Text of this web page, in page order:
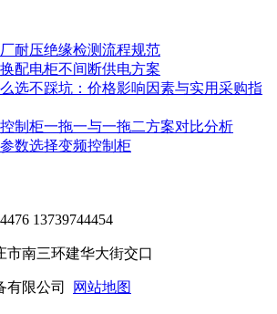
耐压绝缘检测流程规范
配电柜不间断供电方案
选不踩坑：价格影响因素与实用采购指
制柜一拖一与一拖二方案对比分析
数选择变频控制柜
13739744454
市南三环建华大街交口
有限公司 网站地图